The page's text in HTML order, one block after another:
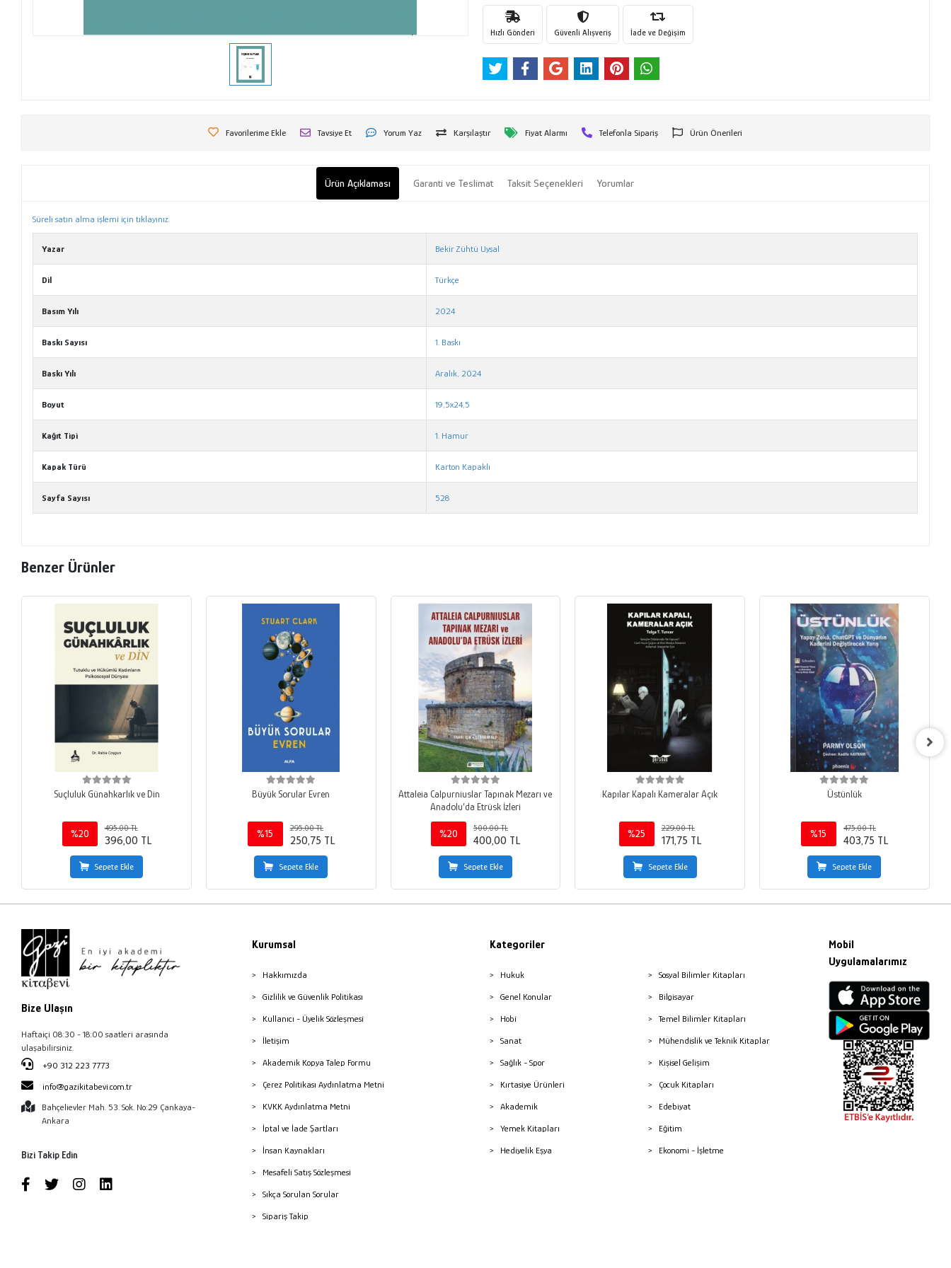
Hızlı Gönderi Güvenli Alışveriş İade ve Değişim
Favorilerime Ekle Tavsiye Et Yorum Yaz Karşılaştır Fiyat Alarmı Telefonla Sipariş Ürün Önerileri
Ürün Açıklaması Garanti ve Teslimat Taksit Seçenekleri Yorumlar
Süreli satın alma işlemi için tıklayınız.
Yazar Bekir Zühtü Uysal
Dil Türkçe
Basım Yılı 2024
Baskı Sayısı 1. Baskı
Baskı Yılı Aralık, 2024
Boyut 19,5x24,5
Kağıt Tipi 1. Hamur
Kapak Türü Karton Kapaklı
Sayfa Sayısı 528
Benzer Ürünler
Suçluluk Günahkarlık ve Din
%20
495,00 TL
396,00 TL
Sepete Ekle
Büyük Sorular Evren
%15
295,00 TL
250,75 TL
Sepete Ekle
Attaleia Calpurniuslar Tapınak Mezarı ve
Anadolu’da Etrüsk İzleri
%20
500,00 TL
400,00 TL
Sepete Ekle
Kapılar Kapalı Kameralar Açık
%25
229,00 TL
171,75 TL
Sepete Ekle
Üstünlük
%15
475,00 TL
403,75 TL
Sepete Ekle
Bize Ulaşın
Haftaiçi 08:30 - 18:00 saatleri arasında
ulaşabilirsiniz.
+90 312 223 7773
info@gazikitabevi.com.tr
Bahçelievler Mah. 53. Sok. No:29 Çankaya-
Ankara
Bizi Takip Edin
Kurumsal
Hakkımızda
Gizlilik ve Güvenlik Politikası
Kullanıcı - Üyelik Sözleşmesi
İletişim
Akademik Kopya Talep Formu
Çerez Politikası Aydınlatma Metni
KVKK Aydınlatma Metni
İptal ve İade Şartları
İnsan Kaynakları
Mesafeli Satış Sözleşmesi
Sıkça Sorulan Sorular
Sipariş Takip
Kategoriler
Hukuk
Genel Konular
Hobi
Sanat
Sağlık - Spor
Kırtasiye Ürünleri
Akademik
Yemek Kitapları
Hediyelik Eşya
Sosyal Bilimler Kitapları
Bilgisayar
Temel Bilimler Kitapları
Mühendislik ve Teknik Kitaplar
Kişisel Gelişim
Çocuk Kitapları
Edebiyat
Eğitim
Ekonomi - İşletme
Mobil
Uygulamalarımız